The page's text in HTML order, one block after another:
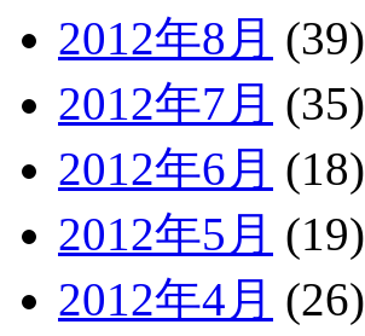
2012年8月 (39)
2012年7月 (35)
2012年6月 (18)
2012年5月 (19)
2012年4月 (26)